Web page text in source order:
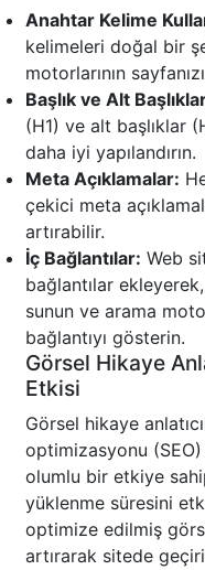
Anahtar Kelime
kelimeleri doğal bir
motorlarının
Başlık ve Alt
(H1) ve alt başlıklar
daha iyi yapılandırın.
Meta Açıklamalar:
çekici meta
artırabilir.
İç Bağlantılar: Web
bağlantılar
sunun ve arama
bağlantıyı gösterin.
Görsel Hikaye
Etkisi
Görsel hikaye
optimizasyonu
olumlu bir etkiye
yüklenme süresini
optimize edilmiş
artırarak sitede